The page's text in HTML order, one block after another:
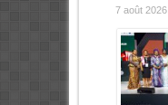
7 août 2026